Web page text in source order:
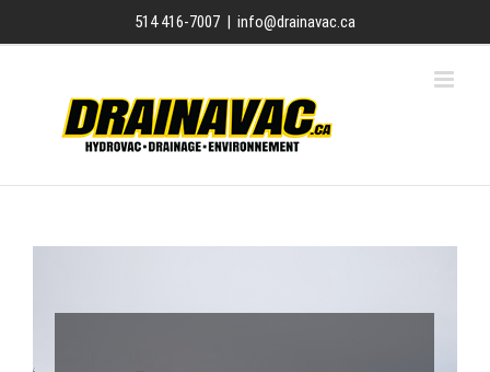
to
514 416-7007 | info@drainavac.ca